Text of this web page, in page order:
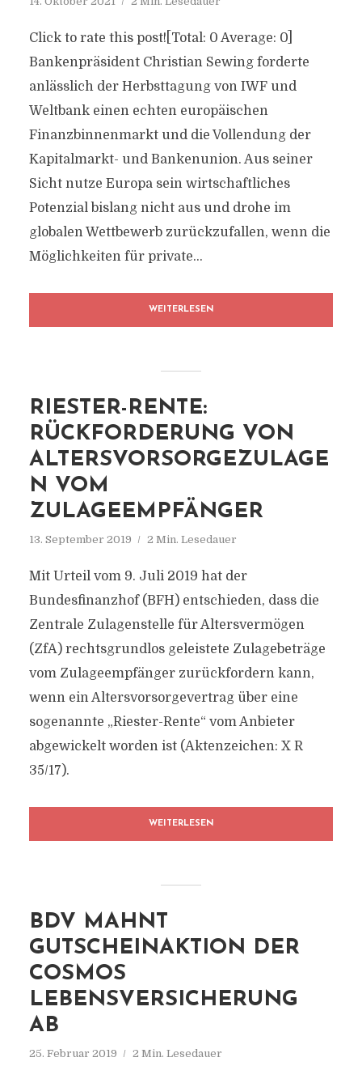
Click to rate this post![Total: 0 Average: 0]
Bankenpräsident Christian Sewing forderte
anlässlich der Herbsttagung von IWF und
Weltbank einen echten europäischen
Finanzbinnenmarkt und die Vollendung der
Kapitalmarkt- und Bankenunion. Aus seiner
Sicht nutze Europa sein wirtschaftliches
Potenzial bislang nicht aus und drohe im
globalen Wettbewerb zurückzufallen, wenn die
Möglichkeiten für private...
WEITERLESEN
RIESTER-RENTE:
RÜCKFORDERUNG VON
ALTERSVORSORGEZULAGE
N VOM
ZULAGEEMPFÄNGER
13. September 2019 2 Min. Lesedauer
Mit Urteil vom 9. Juli 2019 hat der
Bundesfinanzhof (BFH) entschieden, dass die
Zentrale Zulagenstelle für Altersvermögen
(ZfA) rechtsgrundlos geleistete Zulagebeträge
vom Zulageempfänger zurückfordern kann,
wenn ein Altersvorsorgevertrag über eine
sogenannte „Riester-Rente“ vom Anbieter
abgewickelt worden ist (Aktenzeichen: X R
35/17).
WEITERLESEN
BDV MAHNT
GUTSCHEINAKTION DER
COSMOS
LEBENSVERSICHERUNG
AB
25. Februar 2019 2 Min. Lesedauer